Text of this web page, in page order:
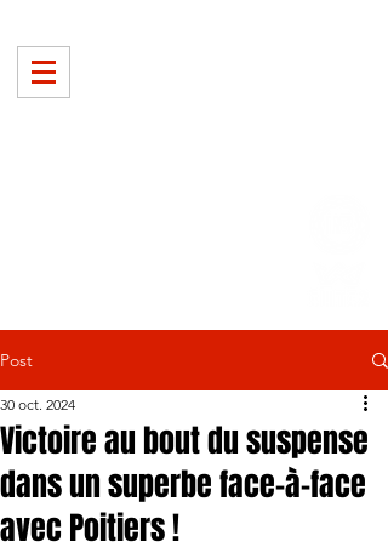
Post
Victoire au bout du suspense
dans un superbe face-à-face
avec Poitiers !
30 oct. 2024